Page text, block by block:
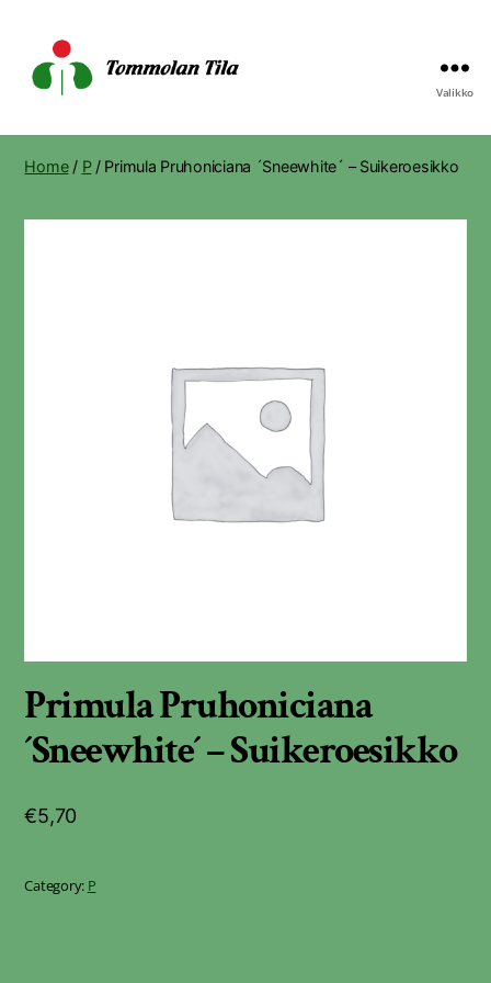
Tila
Valikko
Home/ P/ Primula Pruhoniciana ´Sneewhite´ – Suikeroesikko
Primula Pruhoniciana
´Sneewhite´ – Suikeroesikko
€5,70
Category: P